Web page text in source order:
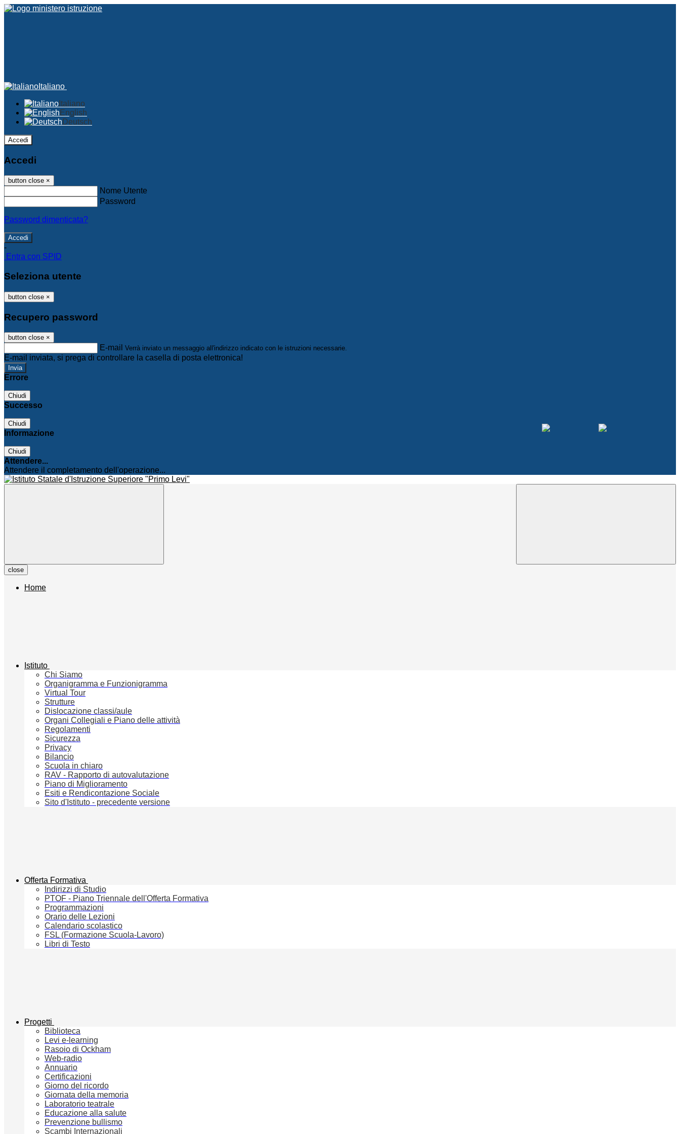
Italiano
Italiano
English
Deutsch
Accedi
Accedi
button close ×
Nome Utente
Password
Password dimenticata?
-
Entra con SPID
Seleziona utente
button close ×
Recupero password
button close ×
E-mail Verrà inviato un messaggio all'indirizzo indicato con le istruzioni necessarie.
E-mail inviata, si prega di controllare la casella di posta elettronica!
Errore
Chiudi
Successo
Chiudi
Informazione
Chiudi
Attendere...
Attendere il completamento dell'operazione...
close
Home
Istituto
Chi Siamo
Organigramma e Funzionigramma
Virtual Tour
Strutture
Dislocazione classi/aule
Organi Collegiali e Piano delle attività
Regolamenti
Sicurezza
Privacy
Bilancio
Scuola in chiaro
RAV - Rapporto di autovalutazione
Piano di Miglioramento
Esiti e Rendicontazione Sociale
Sito d'Istituto - precedente versione
Offerta Formativa
Indirizzi di Studio
PTOF - Piano Triennale dell'Offerta Formativa
Programmazioni
Orario delle Lezioni
Calendario scolastico
FSL (Formazione Scuola-Lavoro)
Libri di Testo
Progetti
Biblioteca
Levi e-learning
Rasoio di Ockham
Web-radio
Annuario
Certificazioni
Giorno del ricordo
Giornata della memoria
Laboratorio teatrale
Educazione alla salute
Prevenzione bullismo
Scambi Internazionali